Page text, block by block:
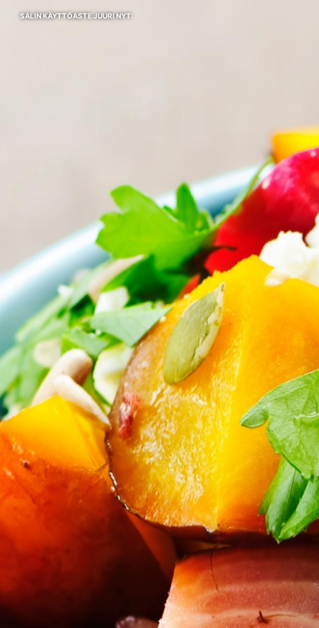
SALIN KÄYTTÖASTE JUURI NYT: